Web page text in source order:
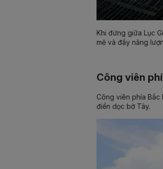
Khi đứng giữa Lục
mẽ và đầy năng
Công viên
Công viên phía Bắc
điển dọc bờ Tây.